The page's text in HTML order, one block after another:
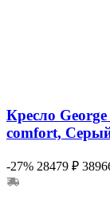
Кресло
comfort,
-27% 28479 ₽